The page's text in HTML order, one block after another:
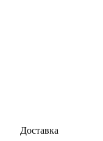
Доставка